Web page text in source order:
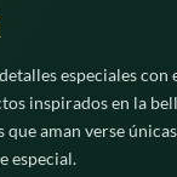
especiales con
inspirados en la
aman verse
especial.